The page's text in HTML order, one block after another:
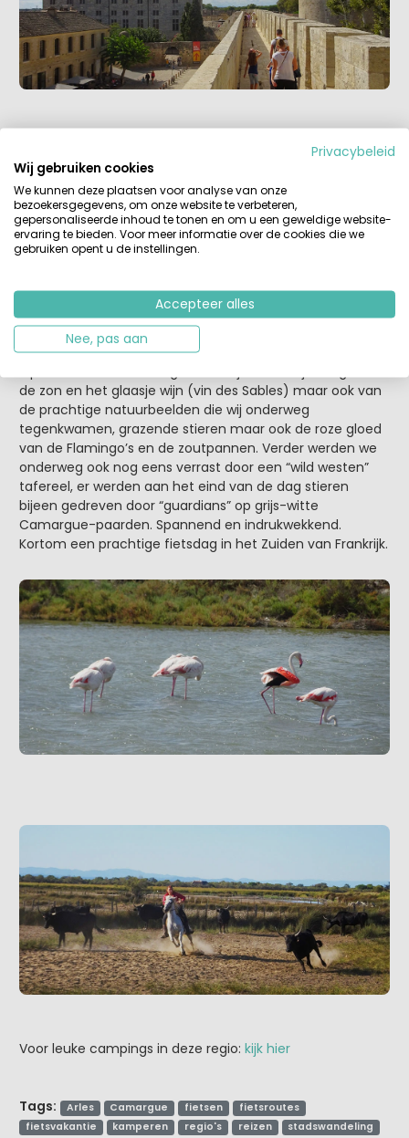
de zon en het glaasje wijn (vin des Sables) maar ook van
de prachtige natuurbeelden die wij onderweg
tegenkwamen, grazende stieren maar ook de roze gloed
van de Flamingo’s en de zoutpannen. Verder werden we
onderweg ook nog eens verrast door een “wild westen”
tafereel, er werden aan het eind van de dag stieren
bijeen gedreven door “guardians” op grijs-witte
Camargue-paarden. Spannend en indrukwekkend.
Kortom een prachtige fietsdag in het Zuiden van Frankrijk.
Voor leuke campings in deze regio: kijk hier
Tags: Arles Camargue fietsen
fietsroutes
fietsvakantie
kamperen regio's reizen
stadswandeling
Privacybeleid
Wij gebruiken cookies
We kunnen deze plaatsen voor analyse van onze
bezoekersgegevens, om onze website te verbeteren,
gepersonaliseerde inhoud te tonen en om u een geweldige website-
ervaring te bieden. Voor meer informatie over de cookies die we
gebruiken opent u de instellingen.
Accepteer alles
Nee, pas aan